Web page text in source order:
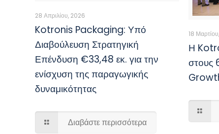
28 Απριλίου, 2026
Kotronis Packaging: Υπό
Διαβούλευση Στρατηγική
Επένδυση €33,48 εκ. για την
ενίσχυση της παραγωγικής
δυναμικότητας
Διαβάστε περισσότερα
18
Η
στους